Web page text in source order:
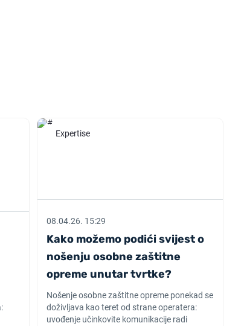
Expertise
08.04.26. 15:29
Kako možemo podići svijest o
nošenju osobne zaštitne
opreme unutar tvrtke?
Nošenje osobne zaštitne opreme ponekad se
doživljava kao teret od strane operatera:
uvođenje učinkovite komunikacije radi